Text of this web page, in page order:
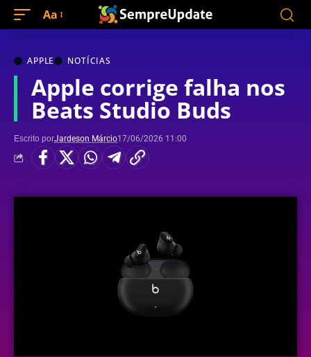
Aa
APPLE NOTÍCIAS
Apple corrige falha nos
Beats Studio Buds
Escrito porJardeson Márcio17/06/2026 11:00